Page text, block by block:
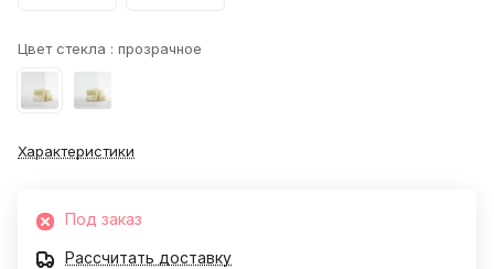
Цвет стекла : прозрачное
Характеристики
Под заказ
Рассчитать доставку